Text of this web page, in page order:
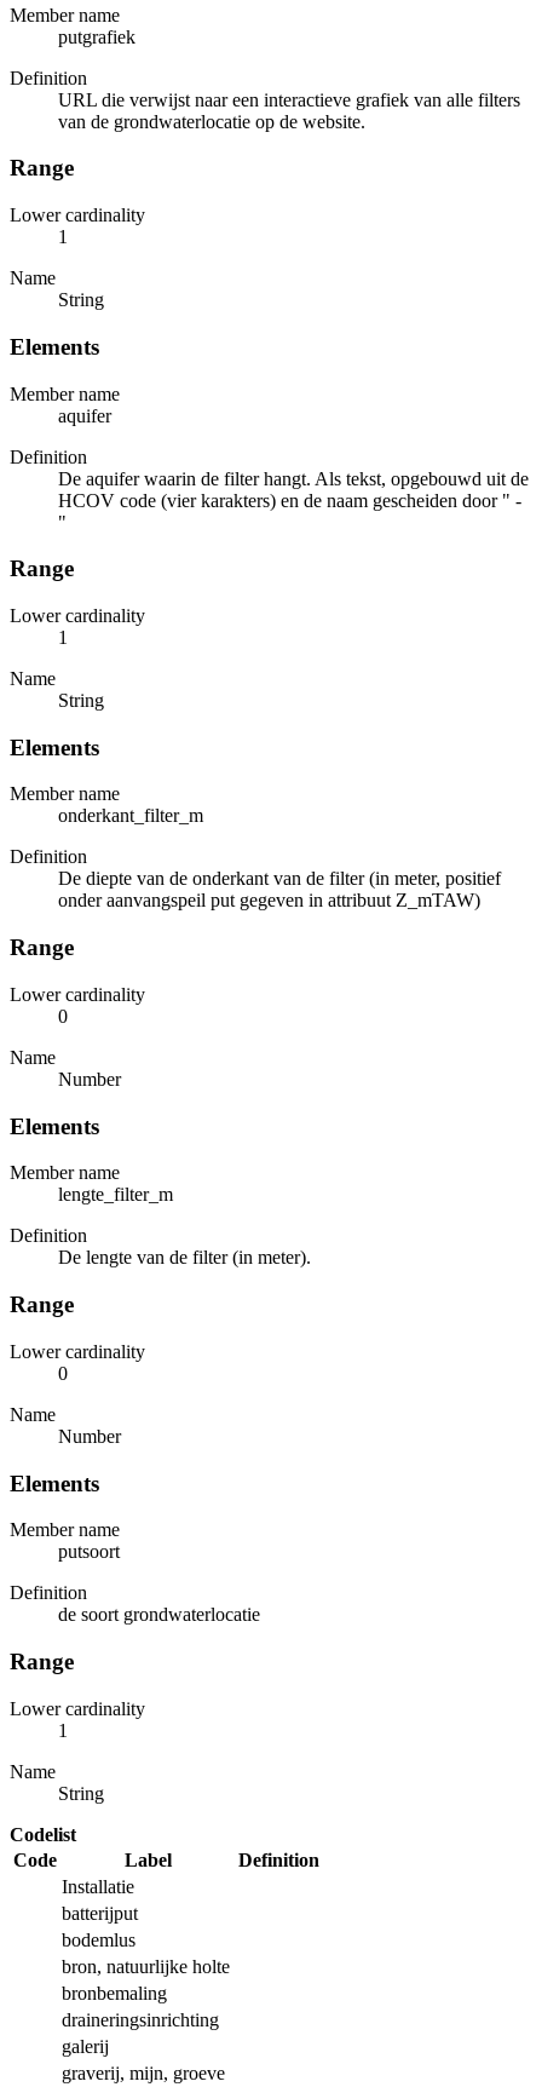
Member name
putgrafiek
Definition
URL die verwijst naar een interactieve grafiek van alle filters
van de grondwaterlocatie op de website.
Range
Lower cardinality
1
Name
String
Elements
Member name
aquifer
Definition
De aquifer waarin de filter hangt. Als tekst, opgebouwd uit de
HCOV code (vier karakters) en de naam gescheiden door " -
"
Range
Lower cardinality
1
Name
String
Elements
Member name
onderkant_filter_m
Definition
De diepte van de onderkant van de filter (in meter, positief
onder aanvangspeil put gegeven in attribuut Z_mTAW)
Range
Lower cardinality
0
Name
Number
Elements
Member name
lengte_filter_m
Definition
De lengte van de filter (in meter).
Range
Lower cardinality
0
Name
Number
Elements
Member name
putsoort
Definition
de soort grondwaterlocatie
Range
Lower cardinality
1
Name
String
Codelist
Code
Label
Definition
Installatie
batterijput
bodemlus
bron, natuurlijke holte
bronbemaling
draineringsinrichting
galerij
graverij, mijn, groeve